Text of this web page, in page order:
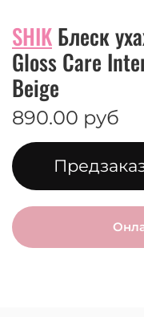
SHIK Блеск
Gloss Care
Beige
890.00 руб